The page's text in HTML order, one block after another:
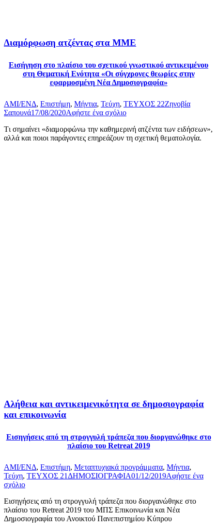
Διαμόρφωση ατζέντας στα ΜΜΕ
Εισήγηση στο πλαίσιο του σχετικού γνωστικού αντικειμένου
στη Θεματική Ενότητα «Οι σύγχρονες θεωρίες στην
εφαρμοσμένη Νέα Δημοσιογραφία»
AMI/ΕΝΔ, Επιστήμη, Μήντια, Τεύχη, ΤΕΥΧΟΣ 22Ζηνοβία
Σαπουνά17/08/2020Αφήστε ένα σχόλιο
Tι σημαίνει «διαμορφώνω την καθημερινή ατζέντα των ειδήσεων»,
αλλά και ποιοι παράγοντες επηρεάζουν τη σχετική θεματολογία.
Αλήθεια και αντικειμενικότητα σε δημοσιογραφία
και επικοινωνία
Εισηγήσεις από τη στρογγυλή τράπεζα που διοργανώθηκε στο
πλαίσιο του Retreat 2019
AMI/ΕΝΔ, Επιστήμη, Μεταπτυχιακά προγράμματα, Μήντια,
Τεύχη, ΤΕΥΧΟΣ 21 ΔΗΜΟΣΙΟΓΡΑΦΙΑ01/12/2019Αφήστε ένα
σχόλιο
Εισηγήσεις από τη στρογγυλή τράπεζα που διοργανώθηκε στο
πλαίσιο του Retreat 2019 του ΜΠΣ Επικοινωνία και Νέα
Δημοσιογραφία του Ανοικτού Πανεπιστημίου Κύπρου